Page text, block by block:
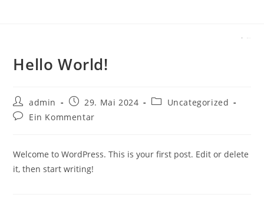
Hello World!
admin 29. Mai 2024
Uncategorized
Ein Kommentar
Welcome to WordPress. This is your first post. Edit or delete
it, then start writing!